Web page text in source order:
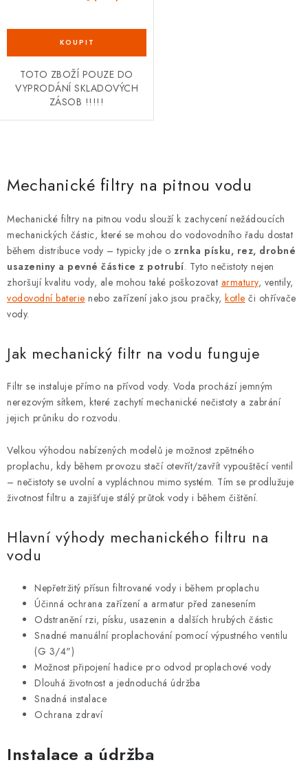
TOTO ZBOŽÍ POUZE DO
VYPRODÁNÍ SKLADOVÝCH
ZÁSOB !!!!!
v
l
á
d
a
c
í
p
r
k
v
ý
p
i
s
u
Mechanické filtry na pitnou vodu
Mechanické filtry na pitnou vodu slouží k zachycení nežádoucích
mechanických částic, které se mohou do vodovodního řadu dostat
během distribuce vody – typicky jde o zrnka písku, rez, drobné
usazeniny a pevné částice z potrubí. Tyto nečistoty nejen
zhoršují kvalitu vody, ale mohou také poškozovat armatury, ventily,
vodovodní baterie nebo zařízení jako jsou pračky, kotle či ohřívače
vody.
Jak mechanický filtr na vodu funguje
Filtr se instaluje přímo na přívod vody. Voda prochází jemným
nerezovým sítkem, které zachytí mechanické nečistoty a zabrání
jejich průniku do rozvodu.
Velkou výhodou nabízených modelů je možnost zpětného
proplachu, kdy během provozu stačí otevřít/zavřít vypouštěcí ventil
– nečistoty se uvolní a vypláchnou mimo systém. Tím se prodlužuje
životnost filtru a zajišťuje stálý průtok vody i během čištění.
Hlavní výhody mechanického filtru na
vodu
Nepřetržitý přísun filtrované vody i během proplachu
Účinná ochrana zařízení a armatur před zanesením
Odstranění rzi, písku, usazenin a dalších hrubých částic
Snadné manuální proplachování pomocí výpustného ventilu
(G 3/4")
Možnost připojení hadice pro odvod proplachové vody
Dlouhá životnost a jednoduchá údržba
Snadná instalace
Ochrana zdraví
Instalace a údržba